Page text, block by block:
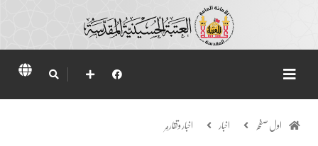
اول صفحہ اخبار اخبار وتقارير